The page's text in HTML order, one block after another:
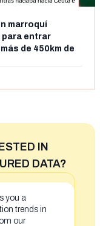
marroquí
para entrar
de 450km de
IN
DATA?
you a
trends in
our